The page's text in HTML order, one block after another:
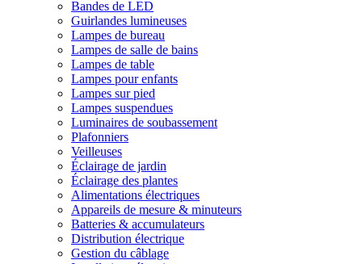
Bandes de LED
Guirlandes lumineuses
Lampes de bureau
Lampes de salle de bains
Lampes de table
Lampes pour enfants
Lampes sur pied
Lampes suspendues
Luminaires de soubassement
Plafonniers
Veilleuses
Éclairage de jardin
Éclairage des plantes
Alimentations électriques
Appareils de mesure & minuteurs
Batteries & accumulateurs
Distribution électrique
Gestion du câblage